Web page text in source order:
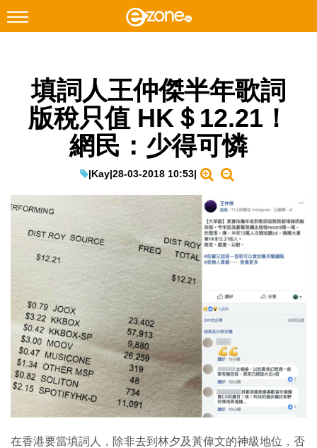
Facebook Instagram
科技焦點
教學評測
IT Times
生成式AI與雲端應用
Enterprise Digital Transformation
特集
填詞人王仲傑半年歌詞
版稅只值 HK＄12.21！
網民：少得可憐
|Kay|28-03-2018 10:53|
在香港要當填詞人，除非去到林夕及黃偉文的神級地位，否